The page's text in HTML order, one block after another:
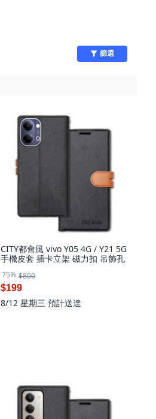
篩選
CITY都會風 vivo Y05 4G / Y21 5G
手機皮套 插卡立架 磁力扣 吊飾孔
75% $800
$199
8/12 星期三 預計送達